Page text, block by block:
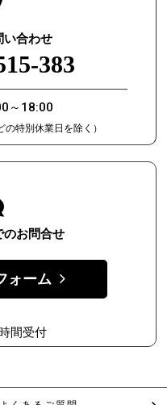
い合わせ
383
～18:00
の特別休業日を除く）
のお問合せ
ォーム
間受付